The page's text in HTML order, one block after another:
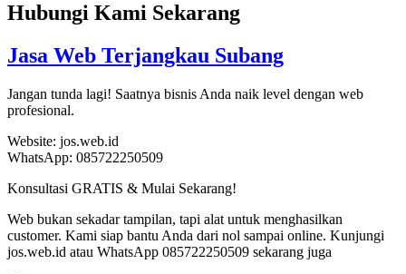
Hubungi Kami Sekarang
Jasa Web Terjangkau Subang
Jangan tunda lagi! Saatnya bisnis Anda naik level dengan web
profesional.
Website: jos.web.id
WhatsApp: 085722250509
Konsultasi GRATIS & Mulai Sekarang!
Web bukan sekadar tampilan, tapi alat untuk menghasilkan
customer. Kami siap bantu Anda dari nol sampai online. Kunjungi
jos.web.id atau WhatsApp 085722250509 sekarang juga